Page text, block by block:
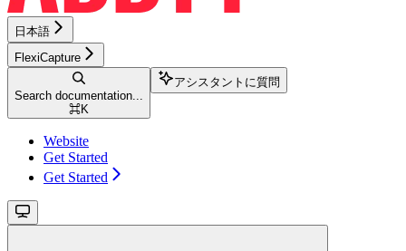
日本語
FlexiCapture
Search documentation...
⌘K
アシスタントに質問
Website
Get Started
Get Started